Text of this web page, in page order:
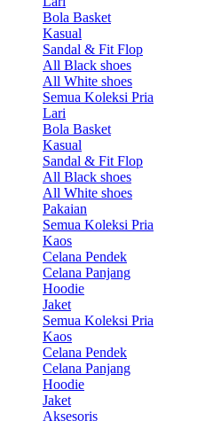
Bola Basket
Kasual
Sandal & Fit Flop
All Black shoes
All White shoes
Semua Koleksi Pria
Lari
Bola Basket
Kasual
Sandal & Fit Flop
All Black shoes
All White shoes
Pakaian
Semua Koleksi Pria
Kaos
Celana Pendek
Celana Panjang
Hoodie
Jaket
Semua Koleksi Pria
Kaos
Celana Pendek
Celana Panjang
Hoodie
Jaket
Aksesoris